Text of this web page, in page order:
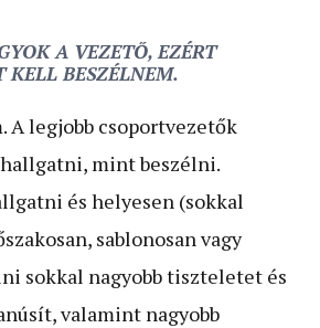
A VEZETŐ, EZÉRT
KELL BESZÉLNEM.
A legjobb csoportvezetők
mint beszélni.
és helyesen (sokkal
sablonosan vagy
sokkal nagyobb tiszteletet és
valamint nagyobb